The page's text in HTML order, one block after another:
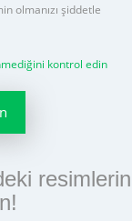
olmanızı şiddetle
kontrol edin
resimlerin